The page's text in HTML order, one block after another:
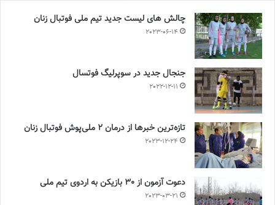
چالش هاى ليست جدید تيم ملى فوتبال زنان
2023-06-14
جنجال جدید در سوپرلیگ فوتسال
2022-12-11
تازه‌ترین خبرها از درمان ۲ ملی‌پوش فوتبال زنان
2023-12-24
دعوت آزمون از 30 بازیکن به اردوی تیم ملی
2023-03-21